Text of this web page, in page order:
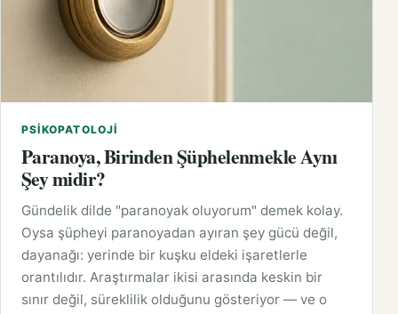
PSIKOPATOLOJI
Paranoya, Birinden Şüphelenmekle Aynı
Şey midir?
Gündelik dilde "paranoyak oluyorum" demek kolay.
Oysa şüpheyi paranoyadan ayıran şey gücü değil,
dayanağı: yerinde bir kuşku eldeki işaretlerle
orantılıdır. Araştırmalar ikisi arasında keskin bir
sınır değil, süreklilik olduğunu gösteriyor — ve o